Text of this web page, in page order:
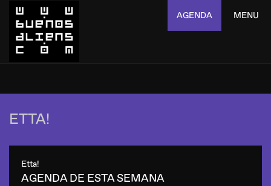
AGENDA MENU
ETTA!
Etta!
AGENDA DE ESTA SEMANA